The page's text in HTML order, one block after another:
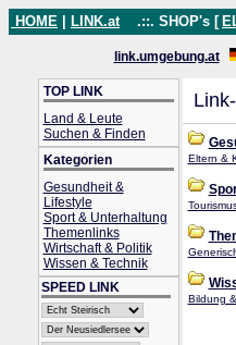
HOME LINK.at .::. SHOP's [
link.umgebung.at
TOP LINK
Land & Leute
Suchen & Finden
Kategorien
Gesundheit &
Lifestyle
Sport & Unterhaltung
Themenlinks
Wirtschaft & Politik
Wissen & Technik
SPEED LINK
Eltern &
Bildung